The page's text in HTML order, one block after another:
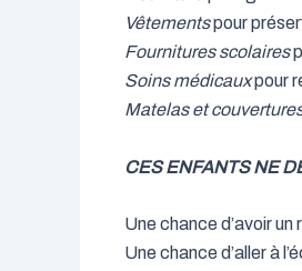
Vêtementspour
Fournitures scolaires
Soins médicauxpour
Matelas et
CES ENFANTS NE
Une chance d’avoir un
Une chance d’aller à